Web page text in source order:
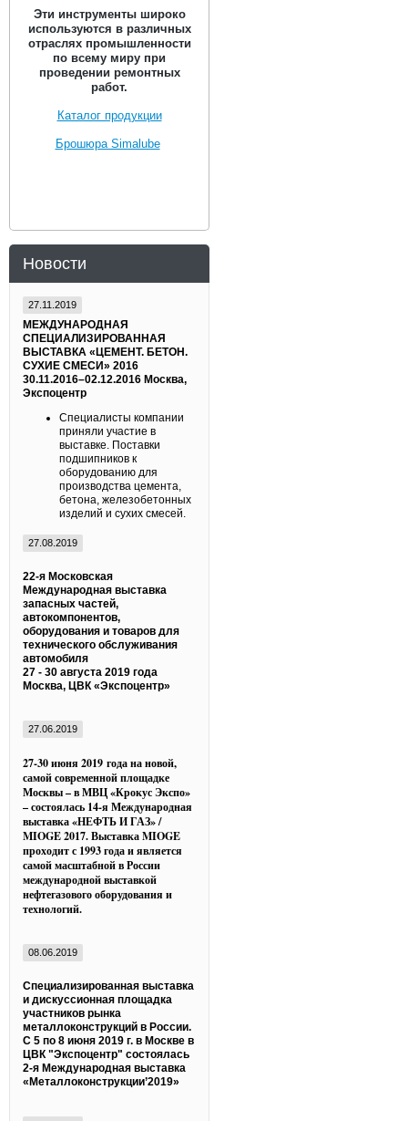
Эти инструменты широко
используются в различных
отраслях промышленности
по всему миру при
проведении ремонтных
работ.
Каталог продукции
Брошюра Simalube
Новости
27.11.2019
МЕЖДУНАРОДНАЯ
СПЕЦИАЛИЗИРОВАННАЯ
ВЫСТАВКА «ЦЕМЕНТ. БЕТОН.
СУХИЕ СМЕСИ» 2016
30.11.2016–02.12.2016 Москва,
Экспоцентр
Специалисты компании
приняли участие в
выставке. Поставки
подшипников к
оборудованию для
производства цемента,
бетона, железобетонных
изделий и сухих смесей.
27.08.2019
22-я Московская
Международная выставка
запасных частей,
автокомпонентов,
оборудования и товаров для
технического обслуживания
автомобиля
27 - 30 августа 2019 года
Москва, ЦВК «Экспоцентр»
27.06.2019
27-30 июня 2019 года на новой,
самой современной площадке
Москвы – в МВЦ «Крокус Экспо»
– состоялась 14-я Международная
выставка «НЕФТЬ И ГАЗ» /
MIOGE 2017. Выставка MIOGE
проходит с 1993 года и является
самой масштабной в России
международной выставкой
нефтегазового оборудования и
технологий.
08.06.2019
Специализированная выставка
и дискуссионная площадка
участников рынка
металлоконструкций в России.
С 5 по 8 июня 2019 г. в Москве в
ЦВК "Экспоцентр" состоялась
2-я Международная выставка
«Металлоконструкции’2019»